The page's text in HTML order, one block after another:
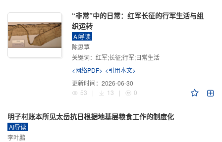
“非常”中的日常：红军长征的行军生活与组
织运转
AI导读
陈思覃
关键词： 红军;长征;行军;日常生活
<网络PDF> <引用本文>
更新时间： 2026-06-30
53
| 13 | 0
明子村账本所见太岳抗日根据地基层粮食工作的制度化
AI导读
李叶鹏